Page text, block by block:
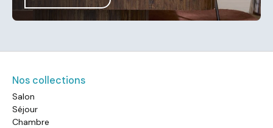
Nos collections
Salon
Séjour
Chambre